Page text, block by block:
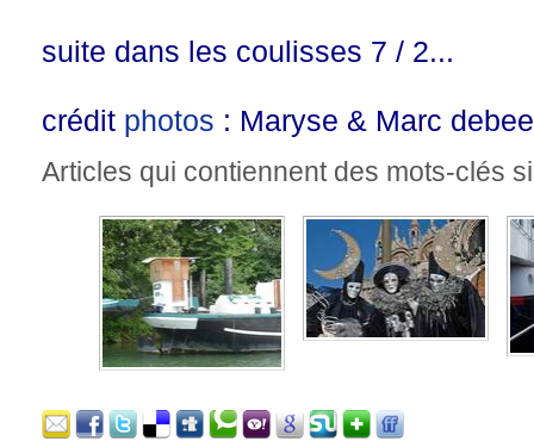
suite dans les coulisses 7 / 2...
crédit photos : Maryse & Marc
Articles qui contiennent des mots-clés